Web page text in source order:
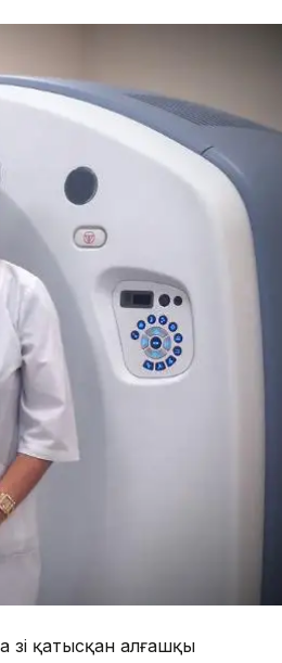
қатысқан алғашқы